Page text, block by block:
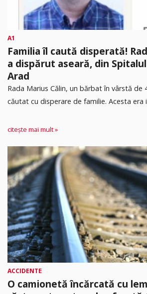
A1
Familia îl caută disperată!
a dispărut aseară, din
Arad
Rada Marius Călin, un bărbat în vârstă de
căutat cu disperare de familie. Acesta era
citește mai mult »
ACCIDENTE
O camionetă încărcată cu